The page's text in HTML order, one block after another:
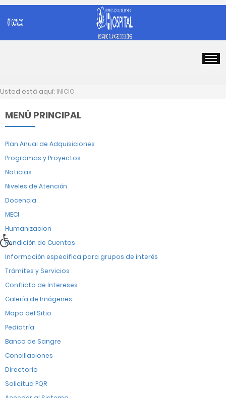
Usted está aquí: INICIO
MENÚ PRINCIPAL
Plan Anual de Adquisiciones
Programas y Proyectos
Noticias
Niveles de Atención
Docencia
MECI
Humanizacion
Rendición de Cuentas
Información especifica para grupos de interés
Trámites y Servicios
Conflicto de Intereses
Galería de Imágenes
Mapa del Sitio
Pediatría
Banco de Sangre
Conciliaciones
Directorio
Solicitud PQR